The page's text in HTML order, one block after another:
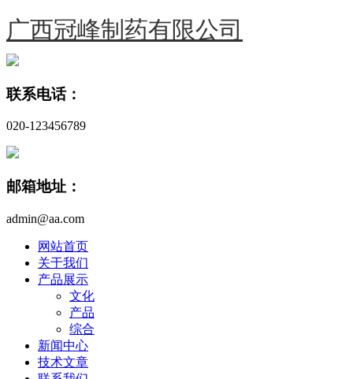
广西冠峰制药有限公司
联系电话：
020-123456789
邮箱地址：
admin@aa.com
网站首页
关于我们
产品展示
文化
产品
综合
新闻中心
技术文章